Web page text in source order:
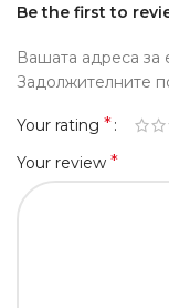
Be the first to
Вашата адреса за
Задолжителните
Your rating *
Your review *